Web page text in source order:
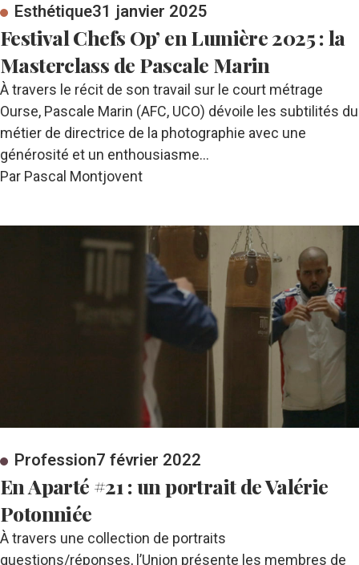
Esthétique31 janvier 2025
Festival Chefs Op’ en Lumière 2025 : la
Masterclass de Pascale Marin
À travers le récit de son travail sur le court métrage
Ourse, Pascale Marin (AFC, UCO) dévoile les subtilités du
métier de directrice de la photographie avec une
générosité et un enthousiasme…
Par Pascal Montjovent
Profession7 février 2022
En Aparté #21 : un portrait de Valérie
Potonniée
À travers une collection de portraits
questions/réponses, l’Union présente les membres de